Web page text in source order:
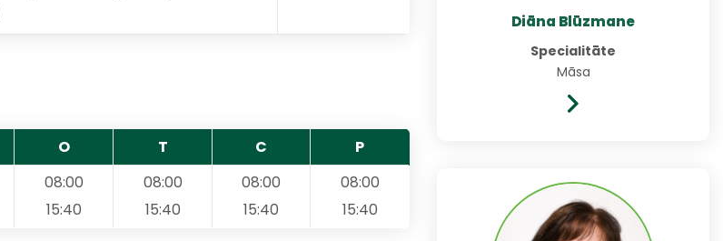
O T C
P
08:00
15:40
08:00
15:40
08:00
15:40
08:00
15:40
Diāna Blūzmane
Specialitāte
Māsa